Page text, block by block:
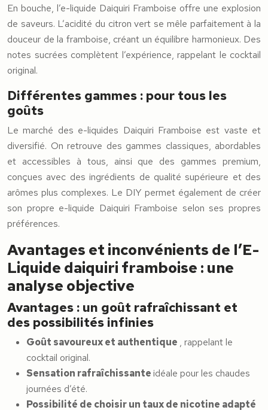
En bouche, l’e-liquide Daiquiri Framboise offre une explosion
de saveurs. L’acidité du citron vert se mêle parfaitement à la
douceur de la framboise, créant un équilibre harmonieux. Des
notes sucrées complètent l’expérience, rappelant le cocktail
original.
Différentes gammes : pour tous les
goûts
Le marché des e-liquides Daiquiri Framboise est vaste et
diversifié. On retrouve des gammes classiques, abordables
et accessibles à tous, ainsi que des gammes premium,
conçues avec des ingrédients de qualité supérieure et des
arômes plus complexes. Le DIY permet également de créer
son propre e-liquide Daiquiri Framboise selon ses propres
préférences.
Avantages et inconvénients de l’E-
Liquide daiquiri framboise : une
analyse objective
Avantages : un goût rafraîchissant et
des possibilités infinies
Goût savoureux et authentique , rappelant le
cocktail original.
Sensation rafraîchissanteidéale pour les chaudes
journées d’été.
Possibilité de choisir un taux de nicotine adapté